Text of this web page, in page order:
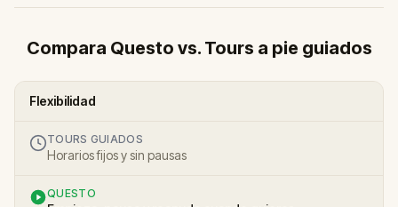
Compara Questo vs. Tours a pie guiados
Flexibilidad
TOURS GUIADOS
Horarios fijos y sin pausas
QUESTO